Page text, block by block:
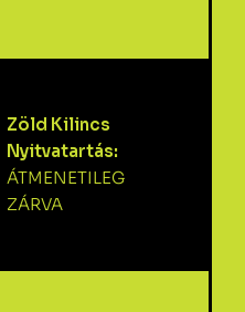
Zöld Kilincs
Nyitvatartás:
ÁTMENETILEG
ZÁRVA